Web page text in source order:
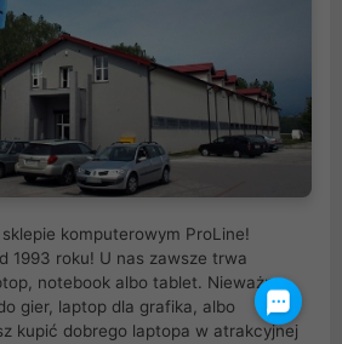
komputerowym ProLine!
1993 roku! U nas zawsze trwa
notebook albo tablet. Nieważne
gier, laptop dla grafika, albo
kupić dobrego laptopa w atrakcyjnej